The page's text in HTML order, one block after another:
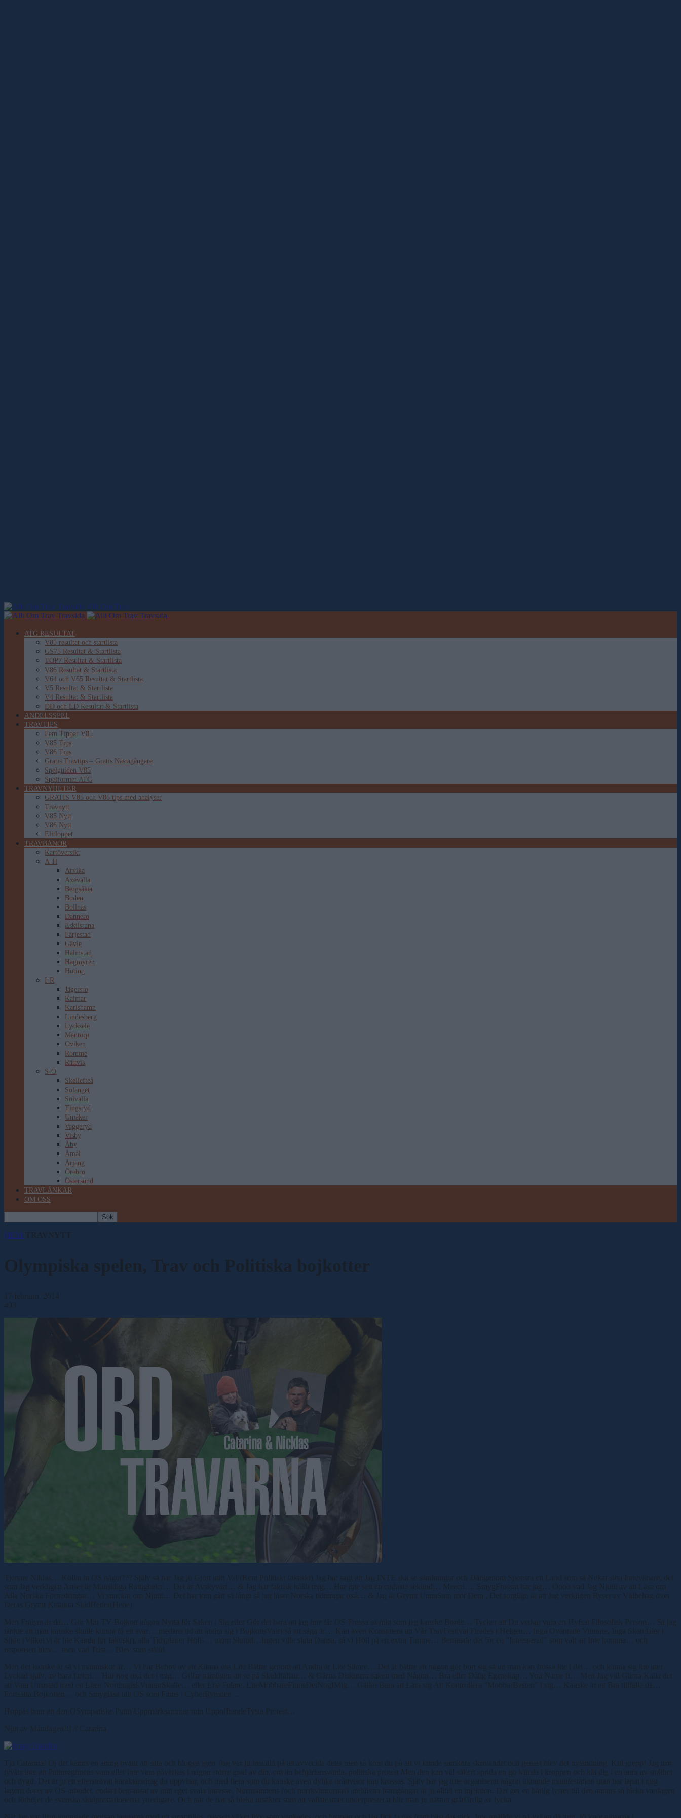
Allt Om Trav
ATG RESULTAT
V85 resultat och startlista
GS75 Resultat & Startlista
TOP7 Resultat & Startlista
V86 Resultat & Startlista
V64 och V65 Resultat & Startlista
V5 Resultat & Startlista
V4 Resultat & Startlista
DD och LD Resultat & Startlista
ANDELSSPEL
TRAVTIPS
Fem Tippar V85
V85 Tips
V86 Tips
Gratis Travtips – Gratis Nästagångare
Spelguiden V85
Spelformer ATG
TRAVNYHETER
GRATIS V85 och V86 tips med analyser
Travnytt
V85 Nytt
V86 Nytt
Elitloppet
TRAVBANOR
Kartöversikt
A-H
Arvika
Axevalla
Bergsåker
Boden
Bollnäs
Dannero
Eskilstuna
Färjestad
Gävle
Halmstad
Hagmyren
Hoting
I-R
Jägersro
Kalmar
Karlshamn
Lindesberg
Lycksele
Mantorp
Oviken
Romme
Rättvik
S-Ö
Skellefteå
Solänget
Solvalla
Tingsryd
Umåker
Vaggeryd
Visby
Åby
Åmål
Årjäng
Örebro
Östersund
TRAVLÄNKAR
OM OSS
HEM TRAVNYTT
Olympiska spelen, Trav och Politiska bojkotter
17 februari, 2014
403
Tjenare Niklas… Kollat in OS något??? Själv så har Jag ju Gjort mitt Val (Rent Politiskt faktiskt) Jag har sagt att Jag INTE ska se sändningar och Därigenom Sponsra ett Land som så Nekar sina Innevånare, det
som Jag verkligen Anser är Mänskliga Rättigheter… Det är Avskyvärt… & Jag har faktisk hållit mig… Har inte sett en endaste sekund… Meeen…. SmygFrossat har jag… Oooo vad Jag Njutit av att Läsa om
Alla Norska Förnedringar… Vi snackar om Njutit… Det har tom gått så långt så jag läser Norska tidningar oxå… & Jag är Grymt UnnaSam mot Dem , Det sorgliga är att Jag verkligen Ryser av Välbehag över
Deras Grymt Kränkta SkidHeder(Hehe)
Men Frågan är då… Gör Min TV-Bojkott någon Nytta för Saken i Sig eller Gör det bara att jag inte får OS-Frossa så mkt som jag kanske Borde… Tycker att Du verkar vara en Hyfsat Filosofisk Person… Så jag
tänkte att man kanske skulle kunna få ett svar… medans tid att ändra sig i BojkottsValet så att säga är… Kan även Konstatera att Vår TravFestival Firades i Helgen… Inga Oväntade Vinnare, Inga Skandaler i
Sikte (Vilket vi är lite Kända för faktiskt), alla Tidsplaner Hölls… utom Sluttid…Ingen ville sluta Dansa, så vi Höll på en extra Timme… Berättade det för en ”Intresserad” som valt att Inte komma… och
responsen blev… men vad Trist… Blev som ställd…
Men det kanske är så vi människor är… Vi har Behov av att Känna oss Lite Bättre genom att Andra är Lite Sämre… Det är bättre att någon gör bort sig så att man kan frossa lite i det… och känna sig lite mer
Lyckad själv, av bara farten… Har nog oxå det i mig… Gillar nämligen att se på Skuldfällan… & Gärna Diskutera saken med Någon… Bra eller Dålig Egenskap… You Name It… Men Jag vill Gärna Kalla det
att Vara Utrustad med en Liten NorthugiskVinnarSkalle… eller Lite Fulare, LiteMobbareFinnsDetNogIMig… Gäller Bara att Lära sig Att Kontrollera ”MobbarBesten” i sig… Kanske är ett Bra tillfälle då…
Fortsätta Bojkotten… och Smygläsa allt OS som Finns i CyberRymden…
Hoppas bara att den OSympatiske Putin Uppmärksammar min UppoffrandeTysta Protest…
Njut av Måndagen!!! // Catarina
Tja Catarina! Oj det känns en aning ovant att sitta och blogga igen. Jag var ju inställd på att avveckla detta men så kom du på att vi kunde samköra skrivandet och genast blev det nytändning. Kul grepp! Jag tror
tyvärr inte att Putinregimens vara eller inte vara påverkas i någon större grad av din, om än behjärtansvärda, politiska protest Men den kan väl säkert sprida en go känsla i kroppen och klä dig i en aura av stolthet
och dygd. Det är ju ett eftersträvat karaktärsdrag du uppvisar, och med flera som du kanske även dylika orättvisor kan krossas. Själv har jag inte organiserat någon liknande manifestation utan har lapat i mig
lagom doser av OS-utbudet, endast begränsat av mitt eget svala intresse. Norrmännens (och norrkvinnornas) uteblivna framgångar är ju alltid en injektion. Det ger en härlig lyster till den annars så bleka vardagen
och förhöjer de svenska skidprestationerna ytterligare. Och när de har så bleka ursäkter som att vallateamet underpresterat blir man ju nästan gråtfärdig av lycka.